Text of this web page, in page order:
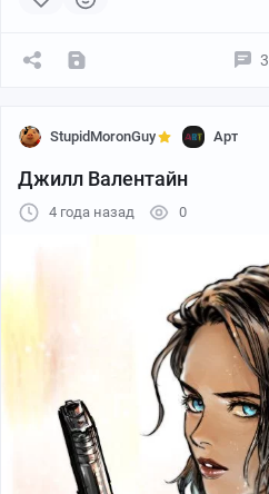
3
StupidMoronGuy Арт
Джилл Валентайн
4 года назад 0